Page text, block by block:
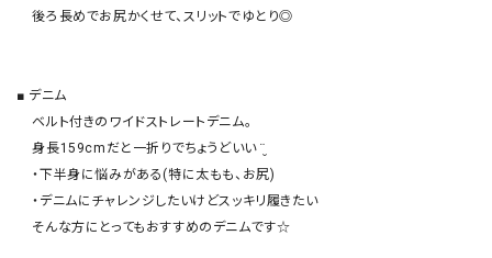
    後ろ長めでお尻かくせて、スリットでゆとり◎
■ デニム
    身長159cmだと一折りでちょうどいい ¨̮